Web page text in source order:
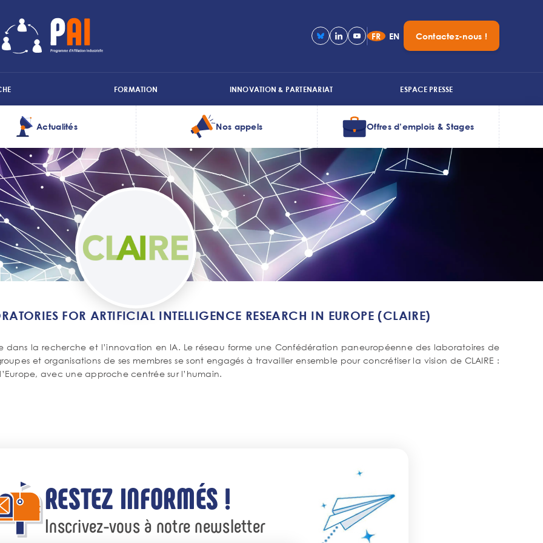
FR EN Contactez-nous !
FORMATION INNOVATION & PARTENARIAT ESPACE PRESSE
Actualités Nos appels Offres d’emplois & Stages
FOR ARTIFICIAL INTELLIGENCE RESEARCH IN EUROPE (CLAIRE)
dans la recherche et l’innovation en IA. Le réseau forme une Confédération paneuropéenne des laboratoires de
et organisations de ses membres se sont engagés à travailler ensemble pour concrétiser la vision de CLAIRE :
avec une approche centrée sur l’humain.
RESTEZ INFORMÉS !
Inscrivez-vous à notre newsletter